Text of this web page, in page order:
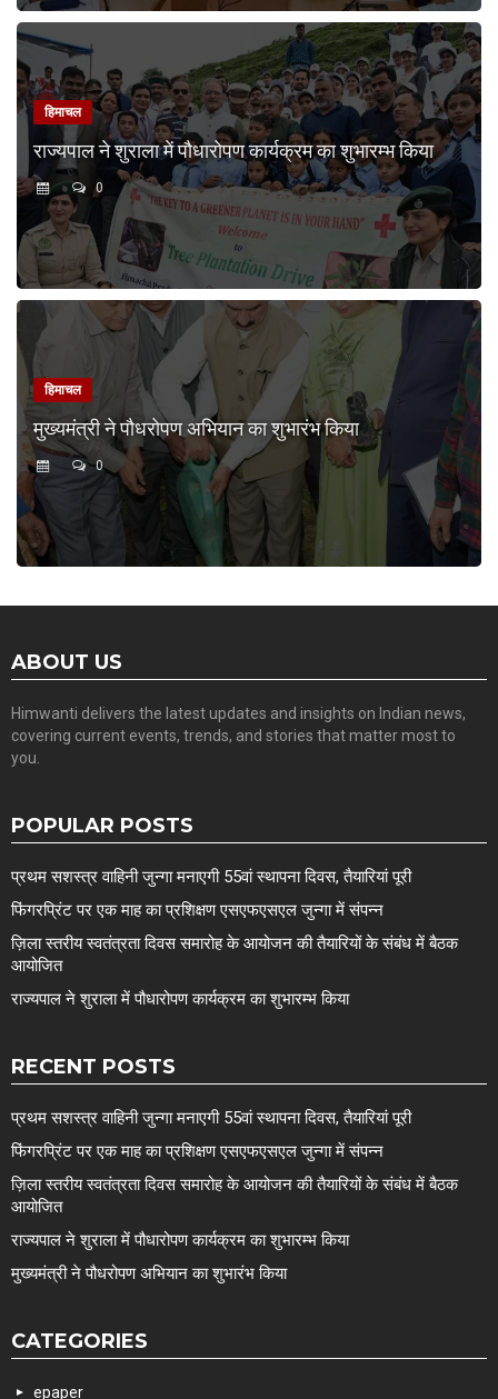
हिमाचल
राज्यपाल ने शुराला में पौधारोपण कार्यक्रम का शुभारम्भ किया
0
हिमाचल
मुख्यमंत्री ने पौधरोपण अभियान का शुभारंभ किया
0
ABOUT US
Himwanti delivers the latest updates and insights on Indian news,
covering current events, trends, and stories that matter most to
you.
POPULAR POSTS
प्रथम सशस्त्र वाहिनी जुन्गा मनाएगी 55वां स्थापना दिवस, तैयारियां पूरी
फिंगरप्रिंट पर एक माह का प्रशिक्षण एसएफएसएल जुन्गा में संपन्न
ज़िला स्तरीय स्वतंत्रता दिवस समारोह के आयोजन की तैयारियों के संबंध में बैठक
आयोजित
राज्यपाल ने शुराला में पौधारोपण कार्यक्रम का शुभारम्भ किया
RECENT POSTS
प्रथम सशस्त्र वाहिनी जुन्गा मनाएगी 55वां स्थापना दिवस, तैयारियां पूरी
फिंगरप्रिंट पर एक माह का प्रशिक्षण एसएफएसएल जुन्गा में संपन्न
ज़िला स्तरीय स्वतंत्रता दिवस समारोह के आयोजन की तैयारियों के संबंध में बैठक
आयोजित
राज्यपाल ने शुराला में पौधारोपण कार्यक्रम का शुभारम्भ किया
मुख्यमंत्री ने पौधरोपण अभियान का शुभारंभ किया
CATEGORIES
epaper